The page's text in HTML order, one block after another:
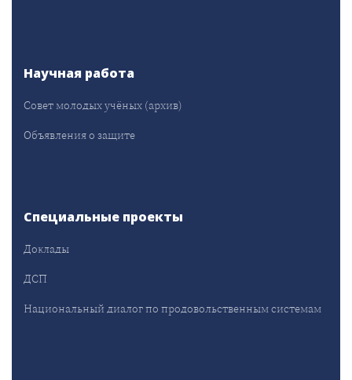
Научная работа
Совет молодых учёных (архив)
Объявления о защите
Специальные проекты
Доклады
ДСП
Национальный диалог по продовольственным системам